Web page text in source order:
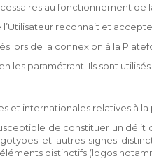
au fonctionnement de
reconnait et accepte.
lors de la connexion à la
les paramétrant. Ils sont
et internationales relatives à
de constituer un délit
et autres signes
distinctifs (logos